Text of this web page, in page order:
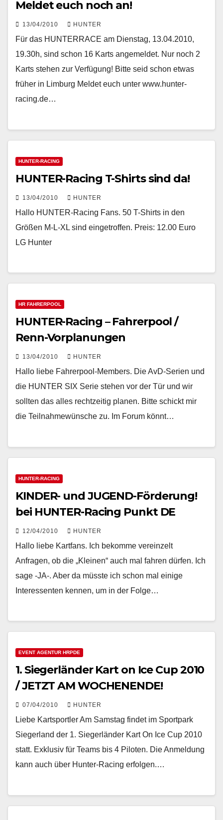
Meldet euch noch an!
13/04/2010 HUNTER
Für das HUNTERRACE am Dienstag, 13.04.2010,
19.30h, sind schon 16 Karts angemeldet. Nur noch 2
Karts stehen zur Verfügung! Bitte seid schon etwas
früher in Limburg Meldet euch unter www.hunter-
racing.de…
HUNTER-RACING
HUNTER-Racing T-Shirts sind da!
13/04/2010 HUNTER
Hallo HUNTER-Racing Fans. 50 T-Shirts in den
Größen M-L-XL sind eingetroffen. Preis: 12.00 Euro
LG Hunter
HR FAHRERPOOL
HUNTER-Racing – Fahrerpool /
Renn-Vorplanungen
13/04/2010 HUNTER
Hallo liebe Fahrerpool-Members. Die AvD-Serien und
die HUNTER SIX Serie stehen vor der Tür und wir
sollten das alles rechtzeitig planen. Bitte schickt mir
die Teilnahmewünsche zu. Im Forum könnt…
HUNTER-RACING
KINDER- und JUGEND-Förderung!
bei HUNTER-Racing Punkt DE
12/04/2010 HUNTER
Hallo liebe Kartfans. Ich bekomme vereinzelt
Anfragen, ob die „Kleinen“ auch mal fahren dürfen. Ich
sage -JA-. Aber da müsste ich schon mal einige
Interessenten kennen, um in der Folge…
EVENT AGENTUR HRPDE
1. Siegerländer Kart on Ice Cup 2010
/ JETZT AM WOCHENENDE!
07/04/2010 HUNTER
Liebe Kartsportler Am Samstag findet im Sportpark
Siegerland der 1. Siegerländer Kart On Ice Cup 2010
statt. Exklusiv für Teams bis 4 Piloten. Die Anmeldung
kann auch über Hunter-Racing erfolgen.…